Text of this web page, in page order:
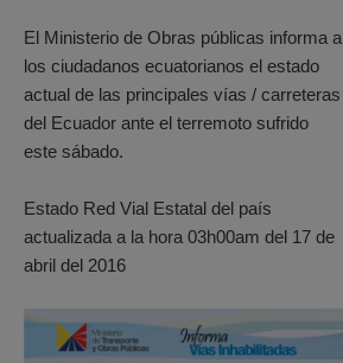
El Ministerio de Obras públicas informa a
los ciudadanos ecuatorianos el estado
actual de las principales vías / carreteras
del Ecuador ante el terremoto sufrido
este sábado.
Estado Red Vial Estatal del país
actualizada a la hora 03h00am del 17 de
abril del 2016